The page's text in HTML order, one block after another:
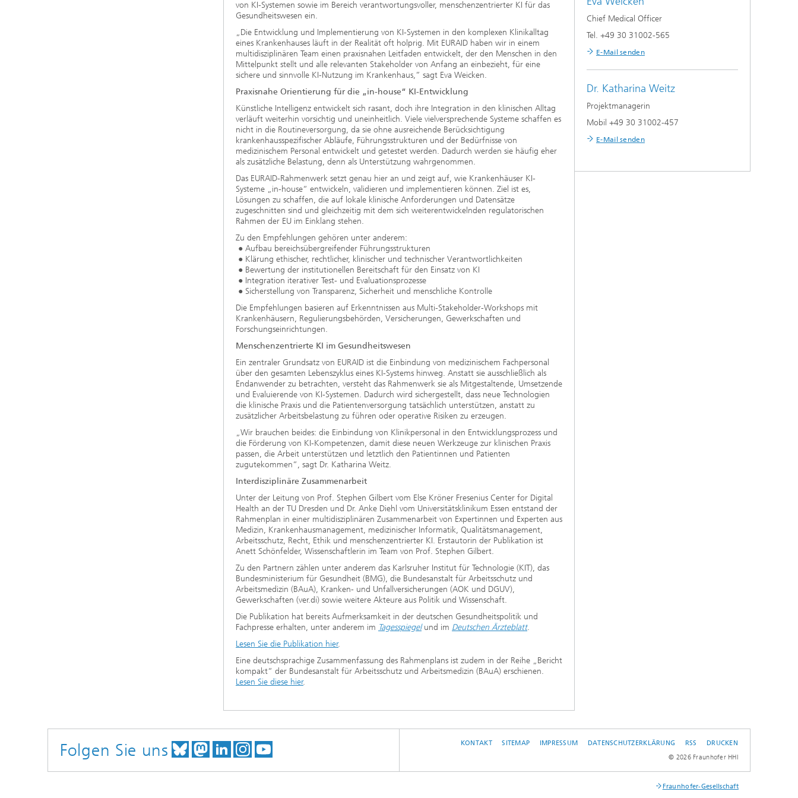
von KI-Systemen sowie im Bereich verantwortungsvoller, menschenzentrierter KI für das
Gesundheitswesen ein.
„Die Entwicklung und Implementierung von KI-Systemen in den komplexen Klinikalltag
eines Krankenhauses läuft in der Realität oft holprig. Mit EURAID haben wir in einem
multidisziplinären Team einen praxisnahen Leitfaden entwickelt, der den Menschen in den
Mittelpunkt stellt und alle relevanten Stakeholder von Anfang an einbezieht, für eine
sichere und sinnvolle KI-Nutzung im Krankenhaus,” sagt Eva Weicken.
Praxisnahe Orientierung für die „in-house“ KI-Entwicklung
Künstliche Intelligenz entwickelt sich rasant, doch ihre Integration in den klinischen Alltag
verläuft weiterhin vorsichtig und uneinheitlich. Viele vielversprechende Systeme schaffen es
nicht in die Routineversorgung, da sie ohne ausreichende Berücksichtigung
krankenhausspezifischer Abläufe, Führungsstrukturen und der Bedürfnisse von
medizinischem Personal entwickelt und getestet werden. Dadurch werden sie häufig eher
als zusätzliche Belastung, denn als Unterstützung wahrgenommen.
Das EURAID-Rahmenwerk setzt genau hier an und zeigt auf, wie Krankenhäuser KI-
Systeme „in-house“ entwickeln, validieren und implementieren können. Ziel ist es,
Lösungen zu schaffen, die auf lokale klinische Anforderungen und Datensätze
zugeschnitten sind und gleichzeitig mit dem sich weiterentwickelnden regulatorischen
Rahmen der EU im Einklang stehen.
Zu den Empfehlungen gehören unter anderem:
● Aufbau bereichsübergreifender Führungsstrukturen
● Klärung ethischer, rechtlicher, klinischer und technischer Verantwortlichkeiten
● Bewertung der institutionellen Bereitschaft für den Einsatz von KI
● Integration iterativer Test- und Evaluationsprozesse
● Sicherstellung von Transparenz, Sicherheit und menschliche Kontrolle
Die Empfehlungen basieren auf Erkenntnissen aus Multi-Stakeholder-Workshops mit
Krankenhäusern, Regulierungsbehörden, Versicherungen, Gewerkschaften und
Forschungseinrichtungen.
Menschenzentrierte KI im Gesundheitswesen
Ein zentraler Grundsatz von EURAID ist die Einbindung von medizinischem Fachpersonal
über den gesamten Lebenszyklus eines KI-Systems hinweg. Anstatt sie ausschließlich als
Endanwender zu betrachten, versteht das Rahmenwerk sie als Mitgestaltende, Umsetzende
und Evaluierende von KI-Systemen. Dadurch wird sichergestellt, dass neue Technologien
die klinische Praxis und die Patientenversorgung tatsächlich unterstützen, anstatt zu
zusätzlicher Arbeitsbelastung zu führen oder operative Risiken zu erzeugen.
„Wir brauchen beides: die Einbindung von Klinikpersonal in den Entwicklungsprozess und
die Förderung von KI-Kompetenzen, damit diese neuen Werkzeuge zur klinischen Praxis
passen, die Arbeit unterstützen und letztlich den Patientinnen und Patienten
zugutekommen“, sagt Dr. Katharina Weitz.
Interdisziplinäre Zusammenarbeit
Unter der Leitung von Prof. Stephen Gilbert vom Else Kröner Fresenius Center for Digital
Health an der TU Dresden und Dr. Anke Diehl vom Universitätsklinikum Essen entstand der
Rahmenplan in einer multidisziplinären Zusammenarbeit von Expertinnen und Experten aus
Medizin, Krankenhausmanagement, medizinischer Informatik, Qualitätsmanagement,
Arbeitsschutz, Recht, Ethik und menschenzentrierter KI. Erstautorin der Publikation ist
Anett Schönfelder, Wissenschaftlerin im Team von Prof. Stephen Gilbert.
Zu den Partnern zählen unter anderem das Karlsruher Institut für Technologie (KIT), das
Bundesministerium für Gesundheit (BMG), die Bundesanstalt für Arbeitsschutz und
Arbeitsmedizin (BAuA), Kranken- und Unfallversicherungen (AOK und DGUV),
Gewerkschaften (ver.di) sowie weitere Akteure aus Politik und Wissenschaft.
Die Publikation hat bereits Aufmerksamkeit in der deutschen Gesundheitspolitik und
Fachpresse erhalten, unter anderem im Tagesspiegelund im Deutschen Ärzteblatt.
Lesen Sie die Publikation hier.
Eine deutschsprachige Zusammenfassung des Rahmenplans ist zudem in der Reihe „Bericht
kompakt“ der Bundesanstalt für Arbeitsschutz und Arbeitsmedizin (BAuA) erschienen.
Lesen Sie diese hier.
Chief Medical Officer
Tel. +49 30 31002-565
E-Mail senden
Dr. Katharina Weitz
Projektmanagerin
Mobil +49 30 31002-457
E-Mail senden
Folgen Sie uns TREFFEN SIE UNS AUF BLUESKY
TREFFEN SIE UNS AUF MASTODON
TREFFEN SIE UNS BEI LINKEDIN
BESUCHEN SIE UNSER INSTRAGRAM-PROFIL
UNSER VIDEO-CHANNEL BEI YOUTUBE
KONTAKT SITEMAP IMPRESSUM DATENSCHUTZERKLÄRUNG RSS
DRUCKEN
© 2026 Fraunhofer HHI
Fraunhofer-Gesellschaft